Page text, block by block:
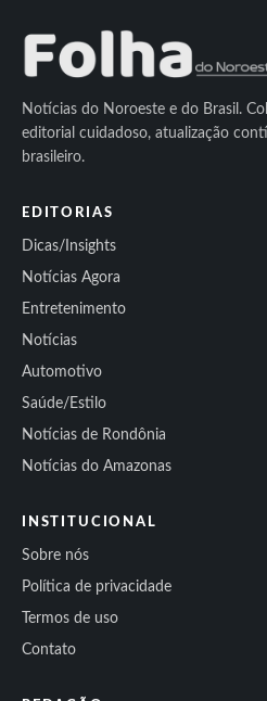
Notícias do Noroeste e do Brasil.
editorial cuidadoso, atualização
brasileiro.
EDITORIAS
Dicas/Insights
Notícias Agora
Entretenimento
Notícias
Automotivo
Saúde/Estilo
Notícias de Rondônia
Notícias do Amazonas
INSTITUCIONAL
Sobre nós
Política de privacidade
Termos de uso
Contato